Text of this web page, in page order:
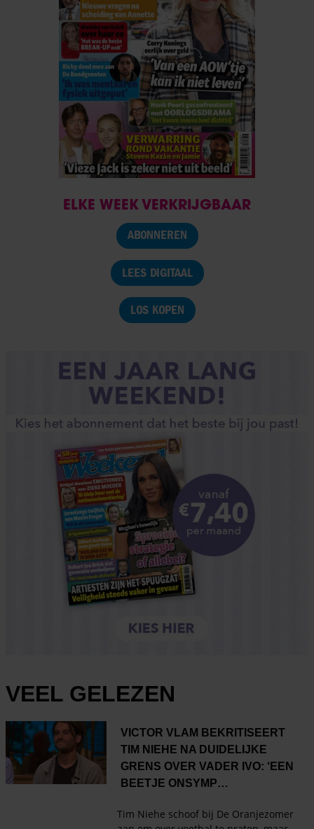
ELKE WEEK VERKRIJGBAAR
ABONNEREN
LEES DIGITAAL
LOS KOPEN